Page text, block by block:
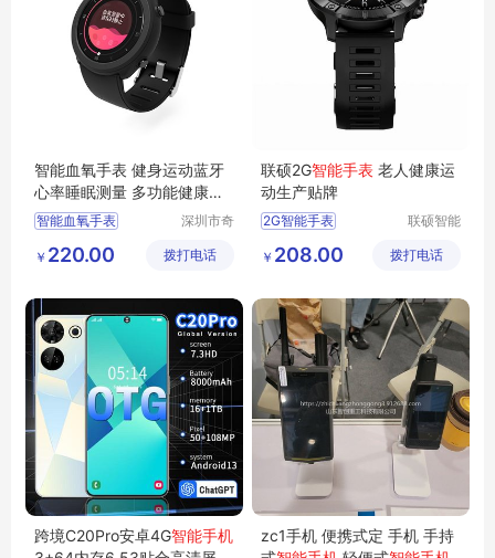
智能血氧手表 健身运动蓝牙
心率睡眠测量 多功能健康腕
表
智能血氧手表
深圳心率手表
智能手表批发
深圳市奇
限公司
￥ 220.00 拨打电话
联硕2G智能手表 老人健康运
动生产贴牌
2G智能手表
4G智能手表
智能运动手表
联硕智能
有限公司
￥ 208.00 拨打电话
跨境C20Pro安卓4G智能手机
zc1手机 便携式定 手机 手持